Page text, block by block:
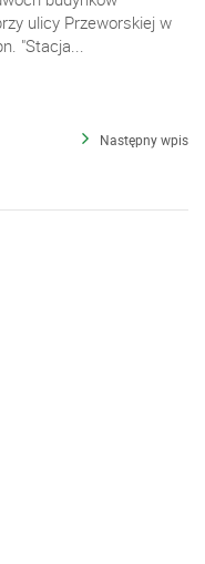
ulicy Przeworskiej w
"Stacja...
Następny wpis